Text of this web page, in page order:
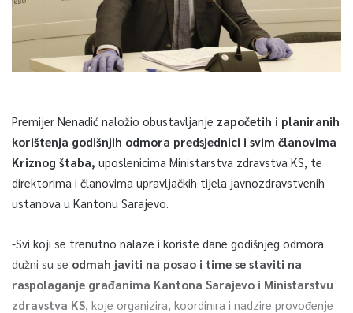
Premijer Nenadić naložio obustavljanje započetih i planiranih
korištenja godišnjih odmora predsjednici i svim članovima
Kriznog štaba, uposlenicima Ministarstva zdravstva KS, te
direktorima i članovima upravljačkih tijela javnozdravstvenih
ustanova u Kantonu Sarajevo.
-Svi koji se trenutno nalaze i koriste dane godišnjeg odmora
dužni su se odmah javiti na posao i time se staviti na
raspolaganje građanima Kantona Sarajevo i Ministarstvu
zdravstva KS , koje organizira, koordinira i nadzire provođenje